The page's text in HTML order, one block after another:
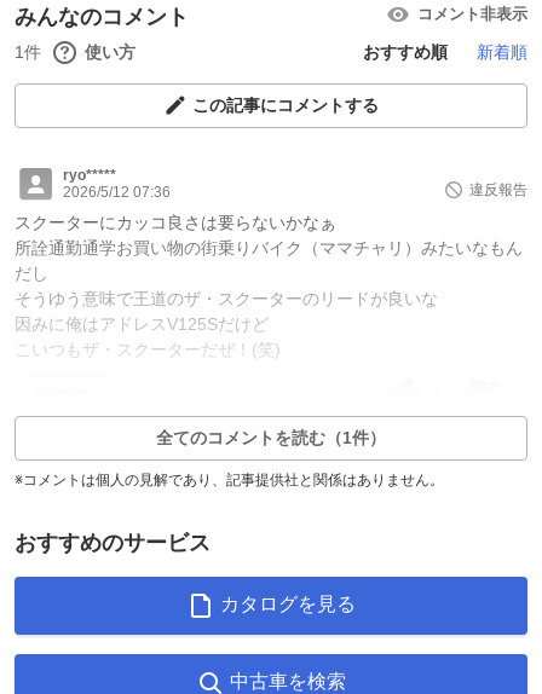
みんなのコメント コメント非表示
1件 使い方 おすすめ順 新着順
この記事にコメントする
ryo*****
2026/5/12 07:36
違反報告
スクーターにカッコ良さは要らないかなぁ
所詮通勤通学お買い物の街乗りバイク（ママチャリ）みたいなもん
だし
そうゆう意味で王道のザ・スクーターのリードが良いな
因みに俺はアドレスV125Sだけど
こいつもザ・スクーターだぜ！(笑)
全てのコメントを読む（1件）
※コメントは個人の見解であり、記事提供社と関係はありません。
おすすめのサービス
カタログを見る
中古車を検索